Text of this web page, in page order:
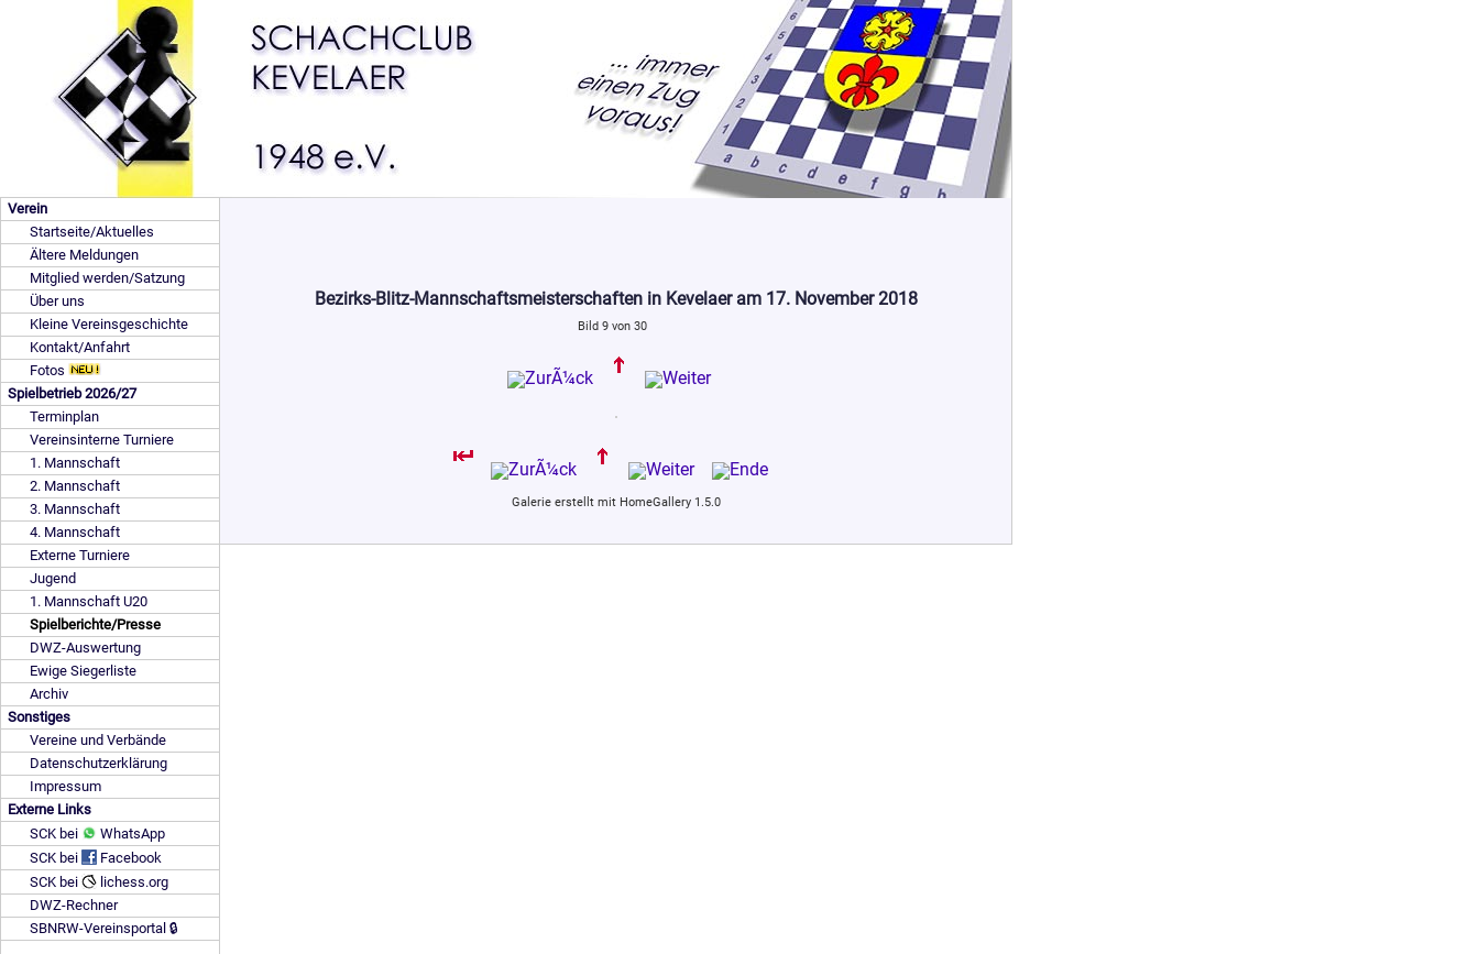
Verein
Startseite/Aktuelles
Ältere Meldungen
Mitglied werden/Satzung
Über uns
Kleine Vereinsgeschichte
Kontakt/Anfahrt
Fotos
Spielbetrieb 2026/27
Terminplan
Vereinsinterne Turniere
1. Mannschaft
2. Mannschaft
3. Mannschaft
4. Mannschaft
Externe Turniere
Jugend
1. Mannschaft U20
Spielberichte/Presse
DWZ-Auswertung
Ewige Siegerliste
Archiv
Sonstiges
Vereine und Verbände
Datenschutzerklärung
Impressum
Externe Links
SCK bei
WhatsApp
SCK bei
Facebook
SCK bei
lichess.org
DWZ-Rechner
SBNRW-Vereinsportal 🔒
Bezirks-Blitz-Mannschaftsmeisterschaften in Kevelaer am 17. November 2018
Bild 9 von 30
Galerie erstellt mit HomeGallery 1.5.0